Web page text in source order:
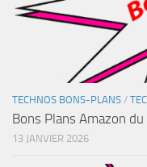
TECHNOS BONS-PLANS /
Bons Plans Amazon
13 JANVIER 2026